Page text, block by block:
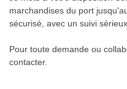
marchandises du port
sécurisé, avec un suivi
Pour toute demande ou
contacter.